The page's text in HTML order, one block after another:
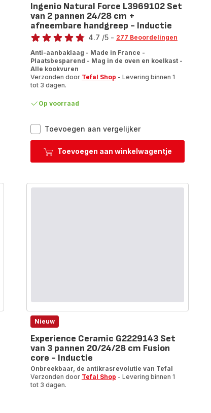
Toevoegen aan vergelijkerIngenio
Natural
Force
2
Toevoegen aan winkelwagentje
Ingenio Natural Force L3969102 Set
van 2 pannen 24/28 cm +
afneembare handgreep - Inductie
Beoordeling
4.7 /5 - 277 Beoordelingen
Anti-aanbaklaag - Made in France -
Plaatsbesparend - Mag in de oven en koelkast -
Alle kookvuren
Verzonden door Tefal Shop - Levering binnen 1
tot 3 dagen.
Op voorraad
Nieuw
Experience Ceramic G2229143 Set
van 3 pannen 20/24/28 cm Fusion
core - Inductie
Onbreekbaar, de antikrasrevolutie van Tefal
Verzonden door Tefal Shop - Levering binnen 1
tot 3 dagen.